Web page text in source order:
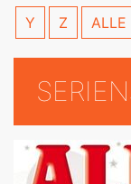
Y Z ALLE